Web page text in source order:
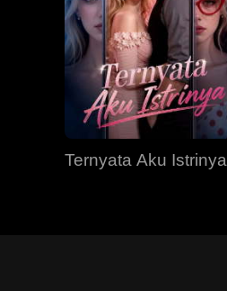
Ternyata Aku Istrinya